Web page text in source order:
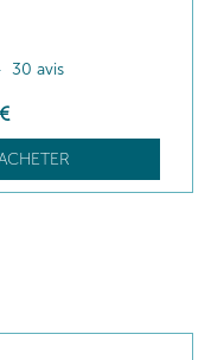
30 avis
€